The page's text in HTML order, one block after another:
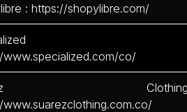
: https://shopylibre.com/
www.specialized.com/co/